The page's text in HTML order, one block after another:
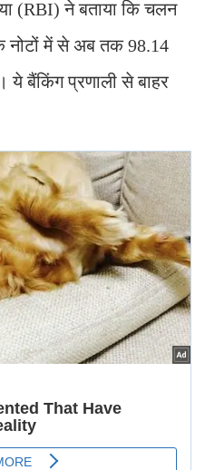
(RBI) ने बताया कि चलन
नोटों में से अब तक 98.14
ये बैंकिंग प्रणाली से बाहर